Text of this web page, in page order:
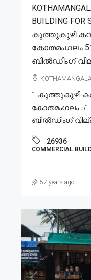
BUILDING FOR
കുത്തുകുഴി
കോതമംഗലം
ബിൽഡിംഗ്‌
1.കുത്തുകുഴി
കോതമംഗലം 51
ബിൽഡിംഗ്‌
26936
COMMERCIAL
57 years ago